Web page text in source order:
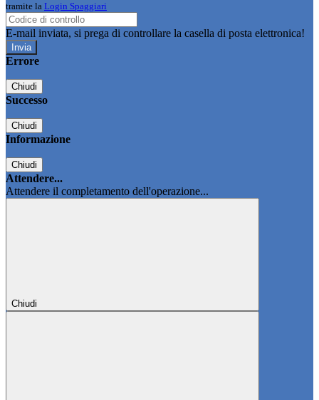
tramite la Login Spaggiari
E-mail inviata, si prega di controllare la casella di posta elettronica!
Errore
Chiudi
Successo
Chiudi
Informazione
Chiudi
Attendere...
Attendere il completamento dell'operazione...
Chiudi